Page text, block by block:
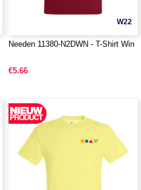
W22
Needen 11380-N2DWN - T-Shirt Win
€5.66